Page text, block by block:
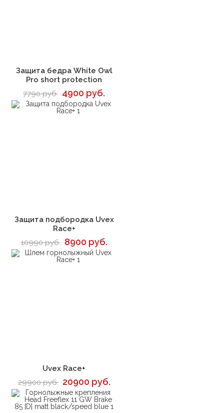
В корзину
Защита бедра White Owl
Pro short protection
7790 руб. 4900 руб.
В корзину
Защита подбородка Uvex
Race+
10990 руб. 8900 руб.
В корзину
Uvex Race+
29900 руб. 20900 руб.